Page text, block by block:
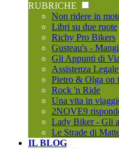
RUBRICHE
Non ridere in
Libri su due ruote
Richy Pro Bikers
Gusteau's -
Gli Appunti di
Assistenza
Pietro & Olga on
Rock 'n Ride
Una vita in
2NOVE9
Lady Biker - Gli
Le Strade di
IL BLOG